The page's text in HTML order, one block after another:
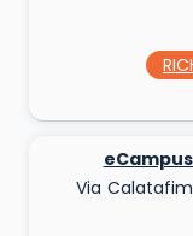
Via